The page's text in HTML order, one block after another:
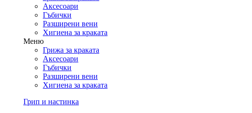
Аксесоари
Гъбички
Разширени вени
Хигиена за краката
Меню
Грижа за краката
Аксесоари
Гъбички
Разширени вени
Хигиена за краката
Грип и настинка